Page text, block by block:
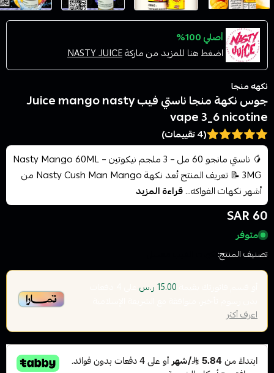
أصلي 100%
اضغط هنا للمزيد من ماركةNASTY JUICE
نكهه منجا
جوس نكهة منجا ناستي فيب Juice mango nasty
vape 3_6 nicotine
(4 تقييمات)
🥭 ناستي مانجو 60 مل – 3 ملجم نيكوتين Nasty Mango 60ML –
3MG 📝 تعريف المنتج تُعد نكهة Nasty Cush Man Mango من
أشهر نكهات الفواكه...قراءة المزيد
60 SAR
متوفر
تصنيف المنتج:
15.00 ر.س
اعرف أكثر